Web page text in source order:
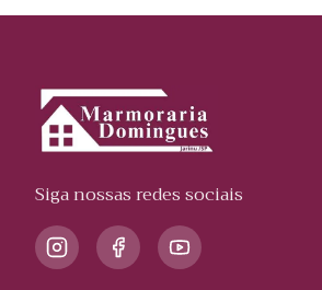
Siga nossas redes sociais